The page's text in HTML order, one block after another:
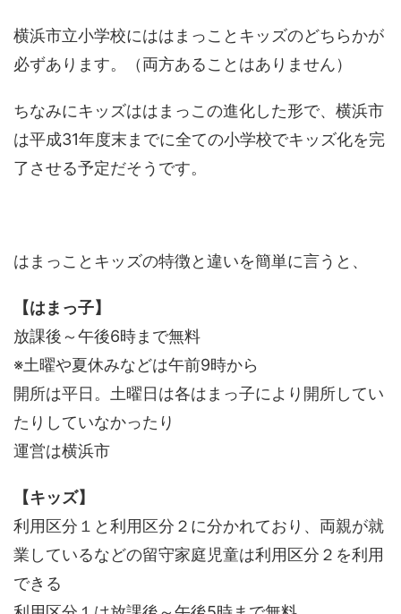
横浜市立小学校にははまっことキッズのどちらかが
必ずあります。（両方あることはありません）
ちなみにキッズははまっこの進化した形で、横浜市
は平成31年度末までに全ての小学校でキッズ化を完
了させる予定だそうです。
はまっことキッズの特徴と違いを簡単に言うと、
【はまっ子】
放課後～午後6時まで無料
※土曜や夏休みなどは午前9時から
開所は平日。土曜日は各はまっ子により開所してい
たりしていなかったり
運営は横浜市
【キッズ】
利用区分１と利用区分２に分かれており、両親が就
業しているなどの留守家庭児童は利用区分２を利用
できる